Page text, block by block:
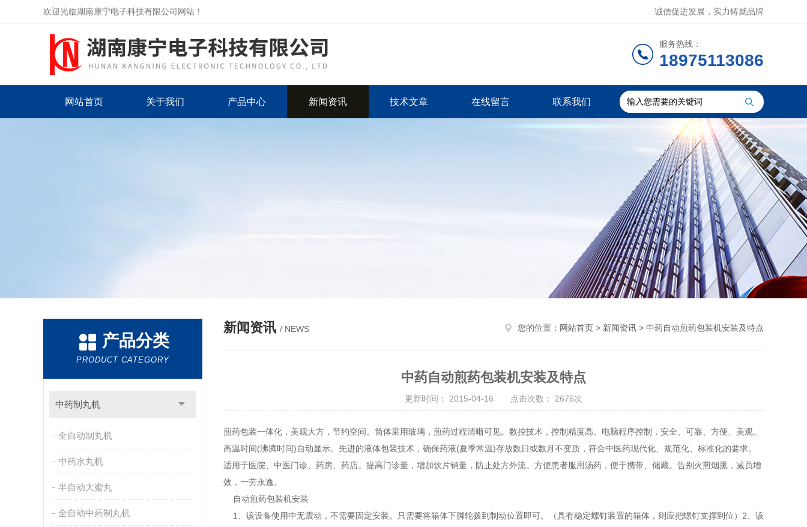
欢迎光临湖南康宁电子科技有限公司网站！ 诚信促进发展，实力铸就品牌
服务热线：
18975113086
网站首页 关于我们 产品中心 新闻资讯 技术文章 在线留言 联系我们
产品分类
PRODUCT CATEGORY
中药制丸机
全自动制丸机
中药水丸机
半自动大蜜丸
全自动中药制丸机
新闻资讯 / NEWS 您的位置： 网站首页 > 新闻资讯 > 中药自动煎药包装机安装及特点
中药自动煎药包装机安装及特点
更新时间： 2015-04-16 点击次数： 2676次
煎药包装一体化，美观大方，节约空间。筒体采用玻璃，煎药过程清晰可见。数控技术，控制精度高。电脑程序控制，安全、可靠、方便、美观。
高温时间(沸腾时间)自动显示。先进的液体包装技术，确保药液(夏季常温)存放数日或数月不变质，符合中医药现代化、规范化、标准化的要求。
适用于医院、中医门诊、药房、药店。提高门诊量，增加饮片销量，防止处方外流。方便患者服用汤药，便于携带、储藏。告别火煎烟熏，减员增
效，一劳永逸。
自动煎药包装机安装
1、该设备使用中无震动，不需要固定安装。只需要将箱体下脚轮拨到制动位置即可。（具有稳定螺钉装置的箱体，则应把螺钉支撑到位）2、该